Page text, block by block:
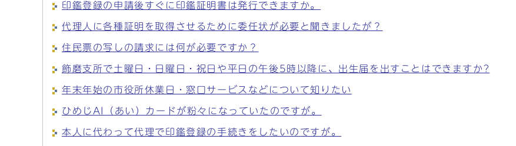
印鑑登録の申請後すぐに印鑑証明書は発行できますか。
代理人に各種証明を取得させるために委任状が必要と聞きましたが？
住民票の写しの請求には何が必要ですか？
飾磨支所で土曜日・日曜日・祝日や平日の午後5時以降に、出生届を出すことはできますか?
年末年始の市役所休業日・窓口サービスなどについて知りたい
ひめじAI（あい）カードが粉々になっていたのですが。
本人に代わって代理で印鑑登録の手続きをしたいのですが。